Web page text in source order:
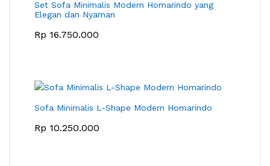
Set Sofa Minimalis Modern Homarindo yang
Elegan dan Nyaman
Rp 16.750.000
Sofa Minimalis L-Shape Modern Homarindo
Rp 10.250.000